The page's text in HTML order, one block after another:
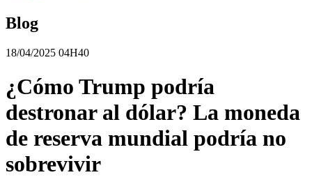
Blog
18/04/2025 04H40
¿Cómo Trump podría
destronar al dólar? La moneda
de reserva mundial podría no
sobrevivir